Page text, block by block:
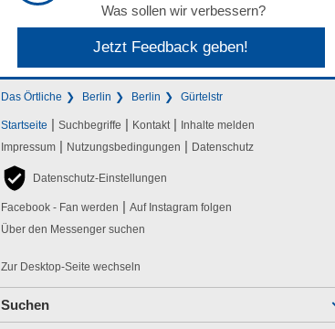
Was sollen wir verbessern?
Jetzt Feedback geben!
Das Örtliche Berlin Berlin Gürtelstr
Startseite | Suchbegriffe | Kontakt | Inhalte melden
Impressum | Nutzungsbedingungen | Datenschutz
Datenschutz-Einstellungen
Facebook - Fan werden | Auf Instagram folgen
Über den Messenger suchen
Zur Desktop-Seite wechseln
Suchen